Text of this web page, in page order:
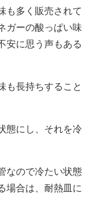
も多く販売されて
ガーの酸っぱい味
安に思う声もある
も長持ちすること
態にし、それを冷
なので冷たい状態
場合は、耐熱皿に